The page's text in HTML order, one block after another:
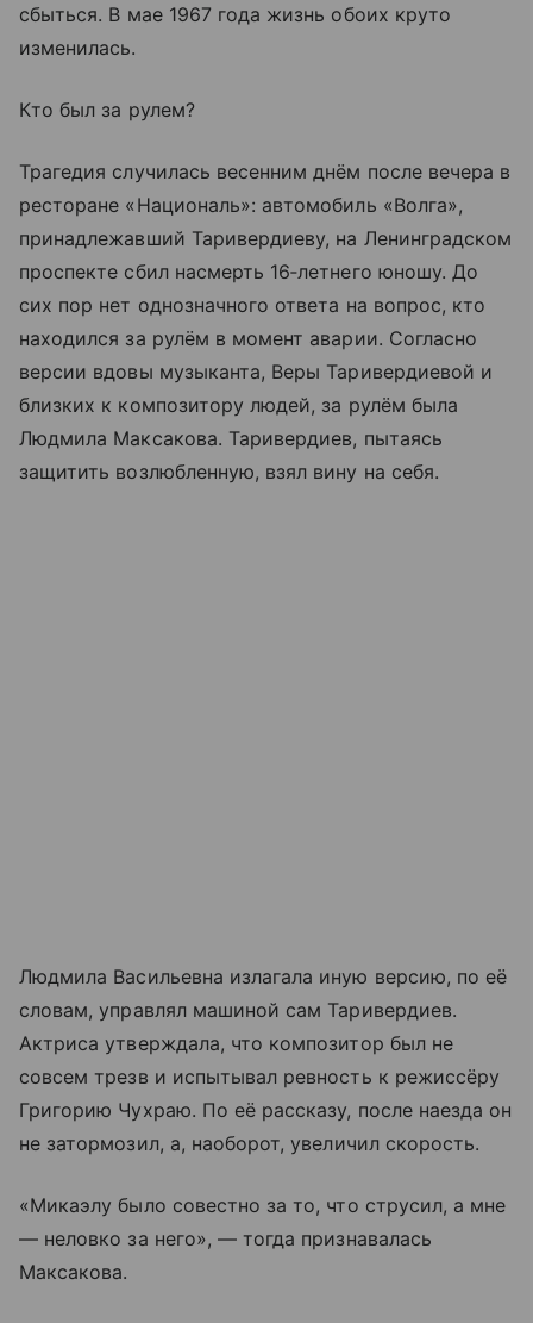
сбыться. В мае 1967 года жизнь обоих круто
изменилась.
Кто был за рулем?
Трагедия случилась весенним днём после вечера в
ресторане «Националь»: автомобиль «Волга»,
принадлежавший Таривердиеву, на Ленинградском
проспекте сбил насмерть 16‑летнего юношу. До
сих пор нет однозначного ответа на вопрос, кто
находился за рулём в момент аварии. Согласно
версии вдовы музыканта, Веры Таривердиевой и
близких к композитору людей, за рулём была
Людмила Максакова. Таривердиев, пытаясь
защитить возлюбленную, взял вину на себя.
Людмила Васильевна излагала иную версию, по её
словам, управлял машиной сам Таривердиев.
Актриса утверждала, что композитор был не
совсем трезв и испытывал ревность к режиссёру
Григорию Чухраю. По её рассказу, после наезда он
не затормозил, а, наоборот, увеличил скорость.
«Микаэлу было совестно за то, что струсил, а мне
— неловко за него», — тогда признавалась
Максакова.